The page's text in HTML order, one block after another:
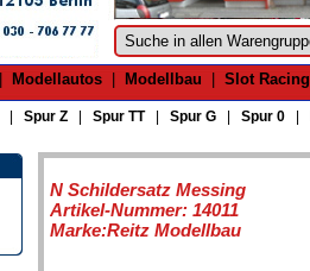
Modellautos Modellbau Slot Racing
Spur Z Spur TT| Spur G Spur 0
N Schildersatz Messing
Artikel-Nummer: 14011
Marke:Reitz Modellbau